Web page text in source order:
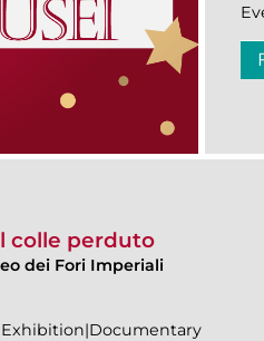
colle perduto
dei Fori Imperiali